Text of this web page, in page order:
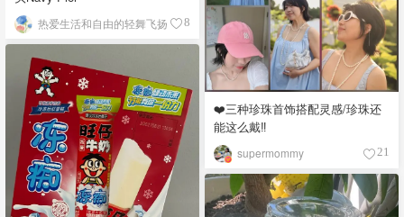
❤️三种珍珠首饰搭配灵感/珍珠还
能这么戴‼️
supermommy 21
热爱生活和自由的轻舞飞扬 8